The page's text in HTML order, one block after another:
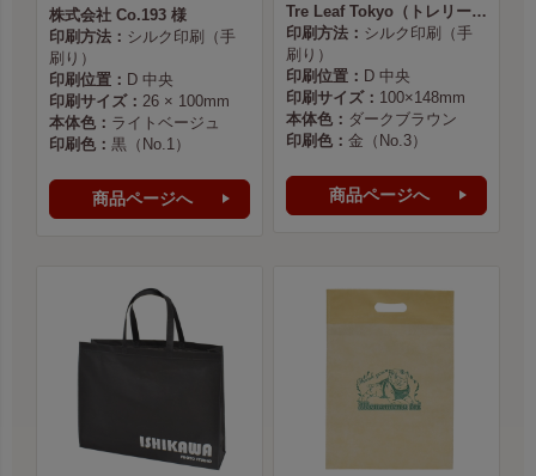
株式会社 Co.193 様
印刷方法： シルク印刷（手
刷り）
印刷位置： D 中央
印刷サイズ： 26 × 100mm
本体色： ライトベージュ
印刷色： 黒（No.1）
商品ページへ
Tre Leaf Tokyo（トレリーフ東京） 様
印刷方法： シルク印刷（手
刷り）
印刷位置： D 中央
印刷サイズ： 100×148mm
本体色： ダークブラウン
印刷色： 金（No.3）
商品ページへ